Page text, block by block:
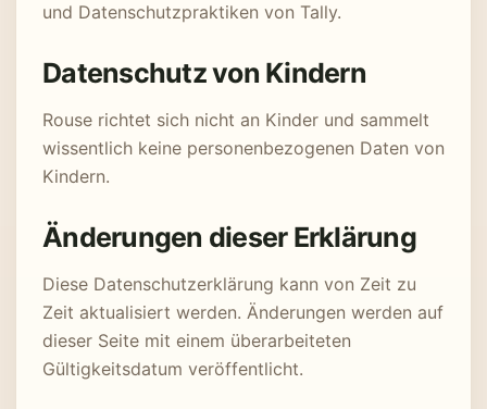
und Datenschutzpraktiken von Tally.
Datenschutz von Kindern
Rouse richtet sich nicht an Kinder und sammelt
wissentlich keine personenbezogenen Daten von
Kindern.
Änderungen dieser Erklärung
Diese Datenschutzerklärung kann von Zeit zu
Zeit aktualisiert werden. Änderungen werden auf
dieser Seite mit einem überarbeiteten
Gültigkeitsdatum veröffentlicht.